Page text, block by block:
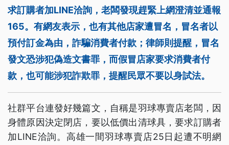
求訂購者加LINE洽詢，老闆發現趕緊上網澄清並通報
165。有網友表示，也有其他店家遭冒名，冒名者以
預付訂金為由，詐騙消費者付款；律師則提醒，冒名
發文恐涉犯偽造文書罪，而假冒店家要求消費者付
款，也可能涉犯詐欺罪，提醒民眾不要以身試法。
社群平台連發好幾篇文，自稱是羽球專賣店老闆，因
身體原因決定閉店，要以低價出清球具，要求訂購者
加LINE洽詢。高雄一間羽球專賣店25日起遭不明網